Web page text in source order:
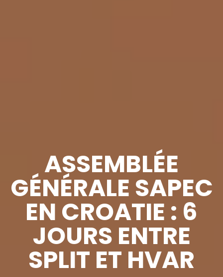
ASSEMBLÉE
GÉNÉRALE SAPEC
EN CROATIE : 6
JOURS ENTRE
SPLIT ET HVAR